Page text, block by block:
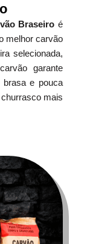
Braseiro é
melhor carvão
selecionada,
garante
brasa e pouca
mais